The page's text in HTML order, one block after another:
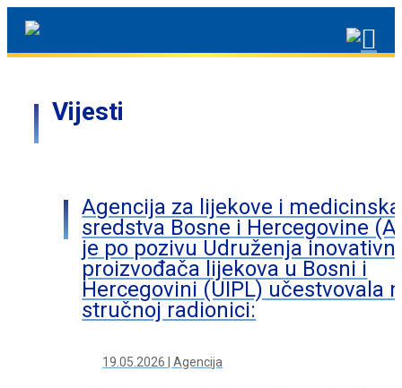
Vijesti
Agencija za lijekove i medicinska
sredstva Bosne i Hercegovine
je po pozivu Udruženja
proizvođača lijekova u Bosni i
Hercegovini (UIPL) učestvovala
stručnoj radionici:
19.05.2026 | Agencija